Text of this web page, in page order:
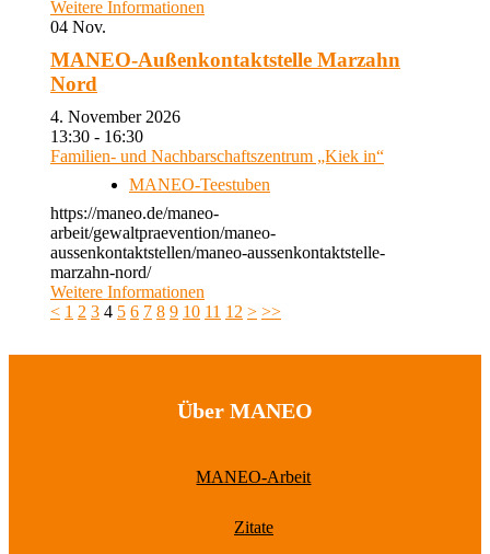
Weitere Informationen
04 Nov.
MANEO-Außenkontaktstelle Marzahn
Nord
4. November 2026
13:30 - 16:30
Familien- und Nachbarschaftszentrum „Kiek in“
MANEO-Teestuben
https://maneo.de/maneo-
arbeit/gewaltpraevention/maneo-
aussenkontaktstellen/maneo-aussenkontaktstelle-
marzahn-nord/
Weitere Informationen
< 1 2 3 4 5 6 7 8 9 10 11 12 > >>
Über MANEO
MANEO-Arbeit
Zitate